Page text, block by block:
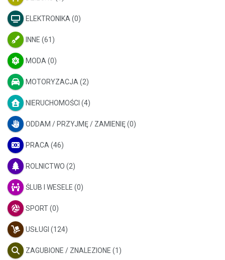
ELEKTRONIKA (0)
INNE (61)
MODA (0)
MOTORYZACJA (2)
NIERUCHOMOŚCI (4)
ODDAM / PRZYJMĘ / ZAMIENIĘ(0)
PRACA (46)
ROLNICTWO (2)
ŚLUB I WESELE (0)
SPORT(0)
USŁUGI (124)
ZAGUBIONE / ZNALEZIONE (1)